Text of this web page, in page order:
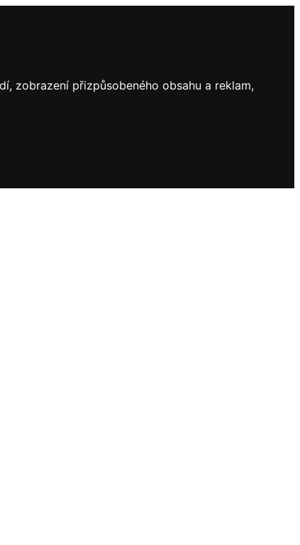
zobrazení přizpůsobeného obsahu a reklam,